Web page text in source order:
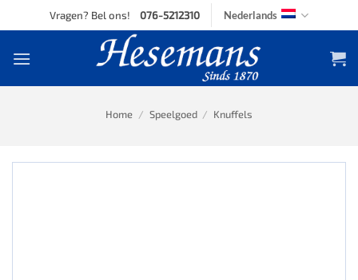
to
Vragen? Bel ons! 076-5212310 Nederlands
Home / Speelgoed / Knuffels